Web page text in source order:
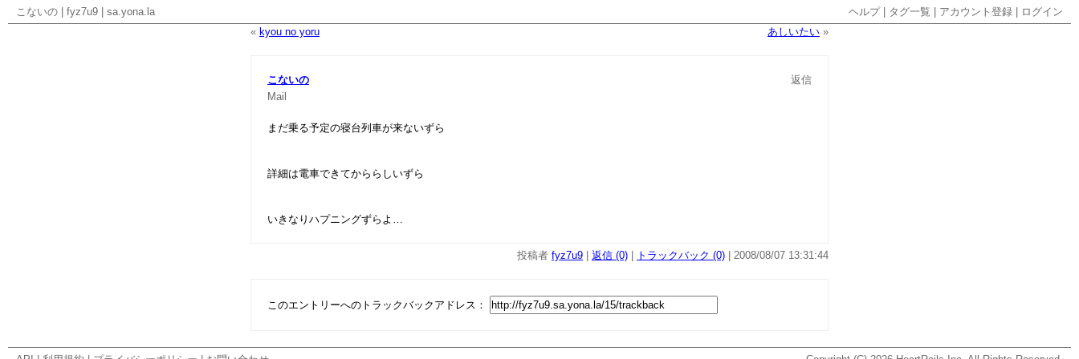
こないの fyz7u9 sa.yona.la ヘルプ| タグ一覧 アカウント登録
ログイン
« kyou no yoru あしいたい »
こないの
返信
Mail
まだ乗る予定の寝台列車が来ないずら
詳細は電車できてかららしいずら
いきなりハプニングずらよ…
投稿者 fyz7u9 返信 (0) トラックバック (0) | 2008/08/07 13:31:44
このエントリーへのトラックバックアドレス：